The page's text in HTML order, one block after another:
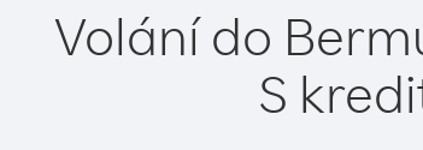
Volání do
S